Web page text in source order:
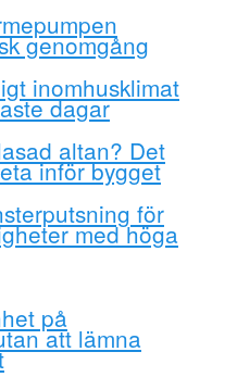
genomgång
inomhusklimat
dagar
altan? Det
inför bygget
för
med höga
på
att lämna